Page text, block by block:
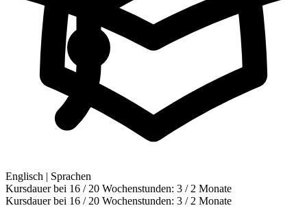
Englisch | Sprachen
Kursdauer bei 16 / 20 Wochenstunden: 3 / 2 Monate
Kursdauer bei 16 / 20 Wochenstunden: 3 / 2 Monate